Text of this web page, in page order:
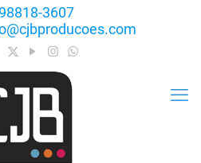
3607